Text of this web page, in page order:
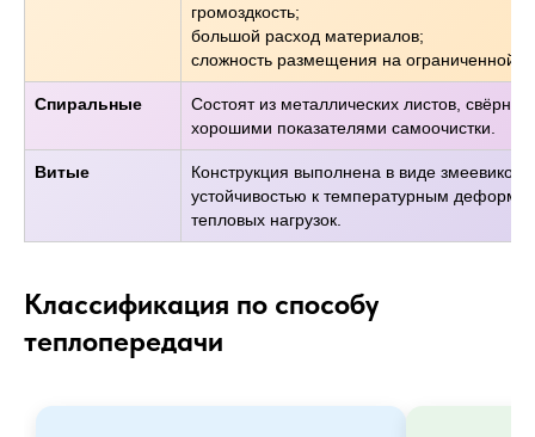
громоздкость;
большой расход материалов;
сложность размещения на ограниченной
Спиральные
Состоят из металлических листов,
хорошими показателями самоочистки.
Витые
Конструкция выполнена в виде змеевиков
устойчивостью к температурным
тепловых нагрузок.
Классификация по способу
теплопередачи